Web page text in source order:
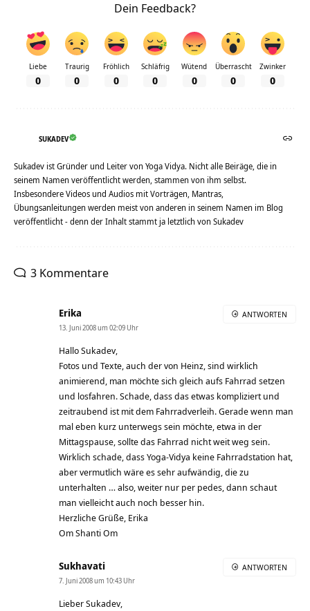
Dein Feedback?
Liebe
0
Traurig
0
Fröhlich
0
Schläfrig
0
Wütend
0
Überrascht
0
Zwinker
0
SUKADEV
Sukadev ist Gründer und Leiter von Yoga Vidya. Nicht alle Beiräge, die in
seinem Namen veröffentlicht werden, stammen von ihm selbst.
Insbesondere Videos und Audios mit Vorträgen, Mantras,
Übungsanleitungen werden meist von anderen in seinem Namen im Blog
veröffentlicht - denn der Inhalt stammt ja letztlich von Sukadev
3 Kommentare
Erika
13. Juni 2008 um 02:09 Uhr
Hallo Sukadev,
Fotos und Texte, auch der von Heinz, sind wirklich
animierend, man möchte sich gleich aufs Fahrrad setzen
und losfahren. Schade, dass das etwas kompliziert und
zeitraubend ist mit dem Fahrradverleih. Gerade wenn man
mal eben kurz unterwegs sein möchte, etwa in der
Mittagspause, sollte das Fahrrad nicht weit weg sein.
Wirklich schade, dass Yoga-Vidya keine Fahrradstation hat,
aber vermutlich wäre es sehr aufwändig, die zu
unterhalten … also, weiter nur per pedes, dann schaut
man vielleicht auch noch besser hin.
Herzliche Grüße, Erika
Om Shanti Om
ANTWORTEN
Sukhavati
7. Juni 2008 um 10:43 Uhr
Lieber Sukadev,
ANTWORTEN